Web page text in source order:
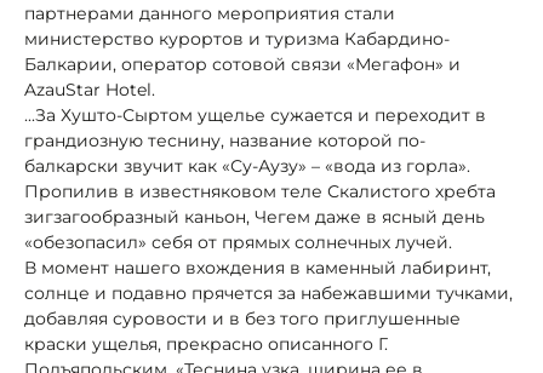
партнерами данного мероприятия стали
министерство курортов и туризма Кабардино-
Балкарии, оператор сотовой связи «Мегафон» и
AzauStar Hotel.
...За Хушто-Сыртом ущелье сужается и переходит в
грандиозную теснину, название которой по-
балкарски звучит как «Су-Аузу» – «вода из горла».
Пропилив в известняковом теле Скалистого хребта
зигзагообразный каньон, Чегем даже в ясный день
«обезопасил» себя от прямых солнечных лучей.
В момент нашего вхождения в каменный лабиринт,
солнце и подавно прячется за набежавшими тучками,
добавляя суровости и в без того приглушенные
краски ущелья, прекрасно описанного Г.